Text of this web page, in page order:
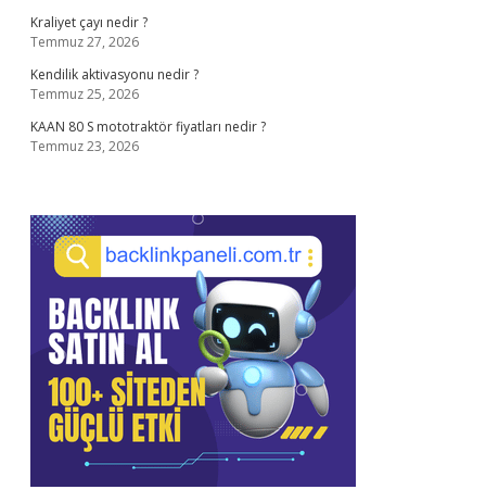
Kraliyet çayı nedir ?
Temmuz 27, 2026
Kendilik aktivasyonu nedir ?
Temmuz 25, 2026
KAAN 80 S mototraktör fiyatları nedir ?
Temmuz 23, 2026